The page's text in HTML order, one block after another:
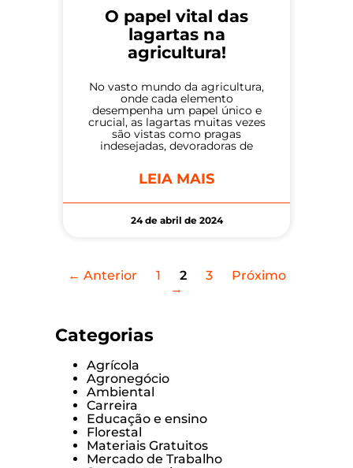
O papel vital das
lagartas na
agricultura!
No vasto mundo da agricultura,
onde cada elemento
desempenha um papel único e
crucial, as lagartas muitas vezes
são vistas como pragas
indesejadas, devoradoras de
LEIA MAIS
24 de abril de 2024
← Anterior 1 2 3
Próximo
→
Categorias
Agrícola
Agronegócio
Ambiental
Carreira
Educação e ensino
Florestal
Materiais Gratuitos
Mercado de Trabalho